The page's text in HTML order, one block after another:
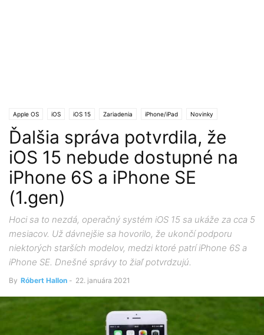
Apple OS iOS iOS 15 Zariadenia iPhone/iPad Novinky
Ďalšia správa potvrdila, že
iOS 15 nebude dostupné na
iPhone 6S a iPhone SE
(1.gen)
Hoci sa to nezdá, operačný systém iOS 15 sa ukáže za cca 5
mesiacov. Už dávnejšie sa hovorilo, že ukončí podporu
niektorých starších modelov, medzi ktoré patrí iPhone 6S a
iPhone SE. Dnešné správy to žiaľ potvrdzujú.
By Róbert Hallon - 22. januára 2021